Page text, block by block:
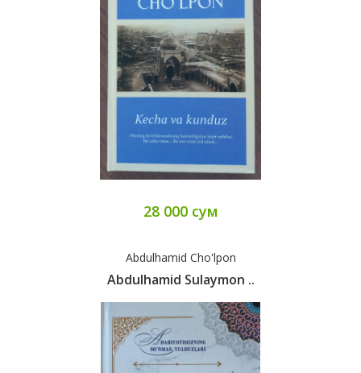
28 000 сум
Abdulhamid Cho'lpon
Abdulhamid Sulaymon ..